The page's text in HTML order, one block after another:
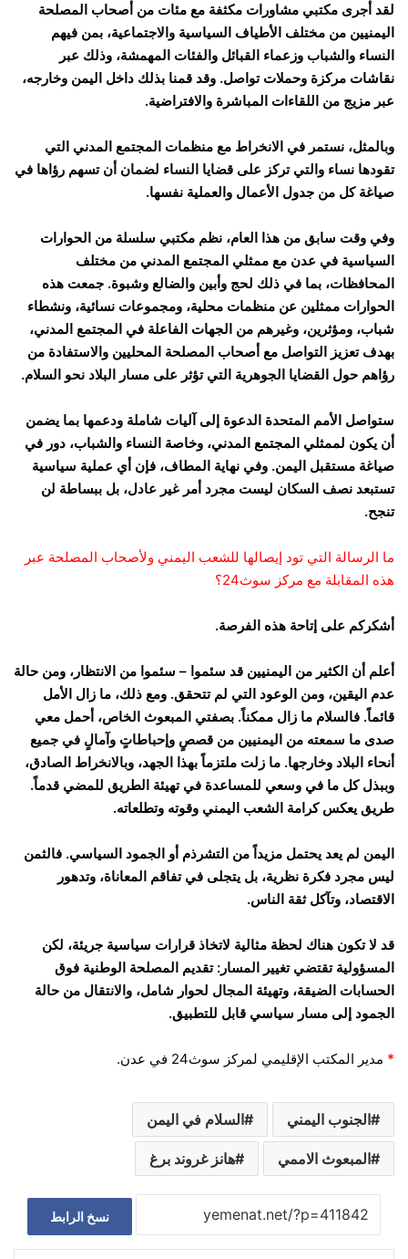
لقد أجرى مكتبي مشاورات مكثفة مع مئات من أصحاب المصلحة
اليمنيين من مختلف الأطياف السياسية والاجتماعية، بمن فيهم
النساء والشباب وزعماء القبائل والفئات المهمشة، وذلك عبر
نقاشات مركزة وحملات تواصل. وقد قمنا بذلك داخل اليمن وخارجه،
عبر مزيج من اللقاءات المباشرة والافتراضية.
وبالمثل، نستمر في الانخراط مع منظمات المجتمع المدني التي
تقودها نساء والتي تركز على قضايا النساء لضمان أن تسهم رؤاها في
صياغة كل من جدول الأعمال والعملية نفسها.
وفي وقت سابق من هذا العام، نظم مكتبي سلسلة من الحوارات
السياسية في عدن مع ممثلي المجتمع المدني من مختلف
المحافظات، بما في ذلك لحج وأبين والضالع وشبوة. جمعت هذه
الحوارات ممثلين عن منظمات محلية، ومجموعات نسائية، ونشطاء
شباب، ومؤثرين، وغيرهم من الجهات الفاعلة في المجتمع المدني،
بهدف تعزيز التواصل مع أصحاب المصلحة المحليين والاستفادة من
رؤاهم حول القضايا الجوهرية التي تؤثر على مسار البلاد نحو السلام.
ستواصل الأمم المتحدة الدعوة إلى آليات شاملة ودعمها بما يضمن
أن يكون لممثلي المجتمع المدني، وخاصة النساء والشباب، دور في
صياغة مستقبل اليمن. وفي نهاية المطاف، فإن أي عملية سياسية
تستبعد نصف السكان ليست مجرد أمر غير عادل، بل ببساطة لن
تنجح.
ما الرسالة التي تود إيصالها للشعب اليمني ولأصحاب المصلحة عبر
هذه المقابلة مع مركز سوث24؟
أشكركم على إتاحة هذه الفرصة.
أعلم أن الكثير من اليمنيين قد سئموا – سئموا من الانتظار، ومن حالة
عدم اليقين، ومن الوعود التي لم تتحقق. ومع ذلك، ما زال الأمل
قائماً. فالسلام ما زال ممكناً. بصفتي المبعوث الخاص، أحمل معي
صدى ما سمعته من اليمنيين من قصصٍ وإحباطاتٍ وآمالٍ في جميع
أنحاء البلاد وخارجها. ما زلت ملتزماً بهذا الجهد، وبالانخراط الصادق،
وببذل كل ما في وسعي للمساعدة في تهيئة الطريق للمضي قدماً.
طريق يعكس كرامة الشعب اليمني وقوته وتطلعاته.
اليمن لم يعد يحتمل مزيداً من التشرذم أو الجمود السياسي. فالثمن
ليس مجرد فكرة نظرية، بل يتجلى في تفاقم المعاناة، وتدهور
الاقتصاد، وتآكل ثقة الناس.
قد لا تكون هناك لحظة مثالية لاتخاذ قرارات سياسية جريئة، لكن
المسؤولية تقتضي تغيير المسار: تقديم المصلحة الوطنية فوق
الحسابات الضيقة، وتهيئة المجال لحوار شامل، والانتقال من حالة
الجمود إلى مسار سياسي قابل للتطبيق.
* مدير المكتب الإقليمي لمركز سوث24 في عدن.
الجنوب اليمني السلام في اليمن
المبعوث الاممي هانز غروند برغ
نسخ الرابط